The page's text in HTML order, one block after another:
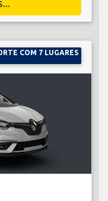
COM 7 LUGARES